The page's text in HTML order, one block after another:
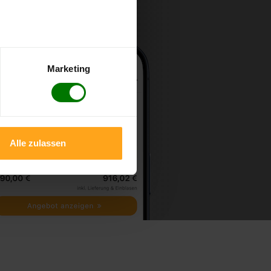
Marketing
Alle zulassen